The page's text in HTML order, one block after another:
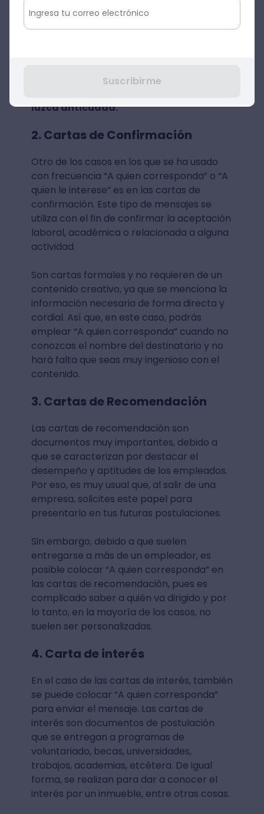
Si no sabes a quién, exactamente, estás
potencia el contenido en las
luzca anticuada.
2. Cartas de Confirmación
Otro de los casos en los que se ha usado
con frecuencia “A quien corresponda” o “A
quien le interese” es en las cartas de
confirmación. Este tipo de mensajes se
utiliza con el fin de confirmar la aceptación
laboral, académica o relacionada a alguna
actividad.
Son cartas formales y no requieren de un
contenido creativo, ya que se menciona la
información necesaria de forma directa y
cordial. Así que, en este caso, podrás
emplear “A quien corresponda” cuando no
conozcas el nombre del destinatario y no
hará falta que seas muy ingenioso con el
contenido.
3. Cartas de Recomendación
Las cartas de recomendación son
documentos muy importantes, debido a
que se caracterizan por destacar el
desempeño y aptitudes de los empleados.
Por eso, es muy usual que, al salir de una
empresa, solicites este papel para
presentarlo en tus futuras postulaciones.
Sin embargo, debido a que suelen
entregarse a más de un empleador, es
posible colocar “A quien corresponda” en
las cartas de recomendación, pues es
complicado saber a quién va dirigido y por
lo tanto, en la mayoría de los casos, no
suelen ser personalizadas.
4. Carta de interés
En el caso de las cartas de interés, también
se puede colocar “A quien corresponda”
para enviar el mensaje. Las cartas de
interés son documentos de postulación
que se entregan a programas de
voluntariado, becas, universidades,
trabajos, academias, etcétera. De igual
forma, se realizan para dar a conocer el
interés por un inmueble, entre otras cosas.
Suscribirme